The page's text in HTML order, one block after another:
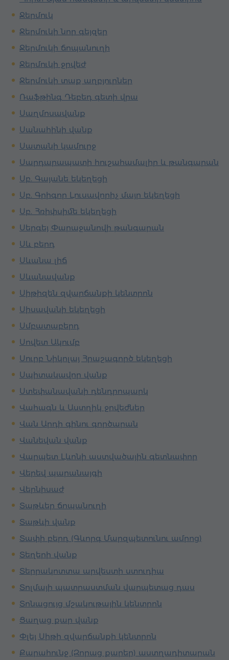
Ջերմուկ
Ջերմուկի նոր գեյզեր
Ջերմուկի ճոպանուղի
Ջերմուկի ջրվեժ
Ջերմուկի տաք աղբյուրներ
Ռաֆթինգ Դեբեդ գետի վրա
Սաղմոսավանք
Սանահինի վանք
Սատանի կամուրջ
Սարդարապատի հուշահամալիր և թանգարան
Սբ. Գայանե եկեղեցի
Սբ. Գրիգոր Լուսավորիչ մայր եկեղեցի
Սբ. Հռիփսիմե եկեղեցի
Սերգեյ Փարաջանովի թանգարան
Սև բերդ
Սևանա լիճ
Սևանավանք
Սիթիզեն զվարճանքի կենտրոն
Սիսավանի եկեղեցի
Սմբատաբերդ
Սովետ Ակումբ
Սուրբ Նիկոլայ Հրաշագործ եկեղեցի
Սպիտակավոր վանք
Ստեփանավանի դենդրոպարկ
Վահագն և Աստղիկ ջրվեժներ
Վան Արդի գինու գործարան
Վանեվան վանք
Վարպետ Լևոնի աստվածային գետնափոր
Վերեվ պարանայգի
Վերնիսաժ
Տաթևեր ճոպանուղի
Տաթևի վանք
Տափի բերդ (Գևորգ Մարզպետունու ամրոց)
Տեղերի վանք
Տերրակոտտա արվեստի ստուդիա
Տոլմայի պատրաստման վարպետաց դաս
Տոնացույց մշակութային կենտրոն
Ցաղաց քար վանք
Փլեյ Սիթի զվարճանքի կենտրոն
Քարահունջ (Զորաց քարեր) աստղադիտարան